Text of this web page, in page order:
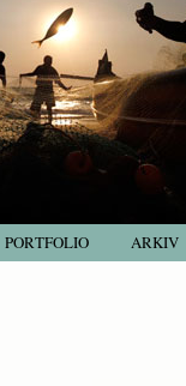
PORTFOLIO ARKIV